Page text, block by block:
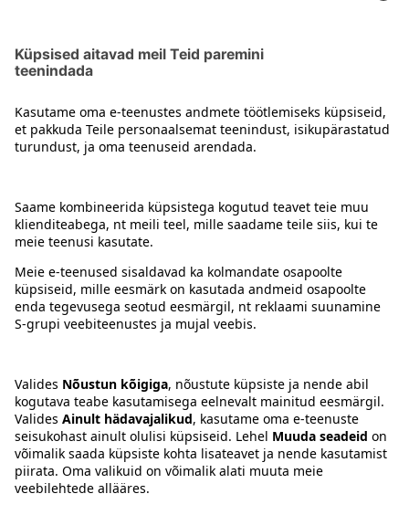
Sõõrikud
Juhised
Tingimused
Keel:ETENRU